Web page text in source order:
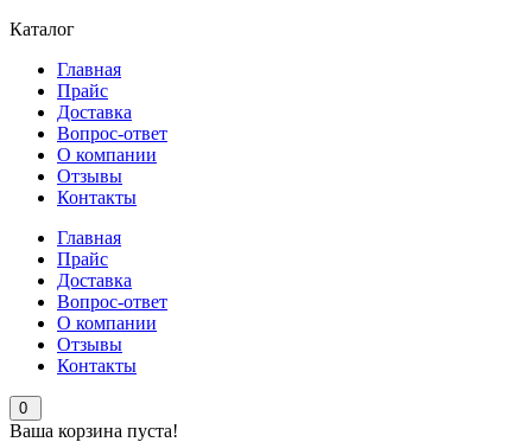
Каталог
Главная
Прайс
Доставка
Вопрос-ответ
О компании
Отзывы
Контакты
Главная
Прайс
Доставка
Вопрос-ответ
О компании
Отзывы
Контакты
0
Ваша корзина пуста!